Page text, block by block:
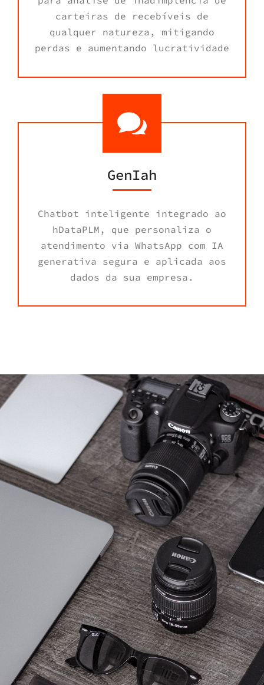
carteiras de recebíveis de
qualquer natureza, mitigando
perdas e aumentando lucratividade
GenIah
Chatbot inteligente integrado ao
hDataPLM, que personaliza o
atendimento via WhatsApp com IA
generativa segura e aplicada aos
dados da sua empresa.